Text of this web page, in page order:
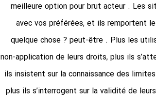
meilleure option pour brut acteur . Les
avec vos préférées, et ils remportent
quelque chose ? peut-être . Plus les
non-application de leurs droits, plus ils
ils insistent sur la connaissance des
plus ils s’interrogent sur la validité de